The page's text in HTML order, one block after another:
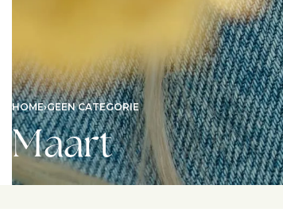
HOME›GEEN CATEGORIE
Maart